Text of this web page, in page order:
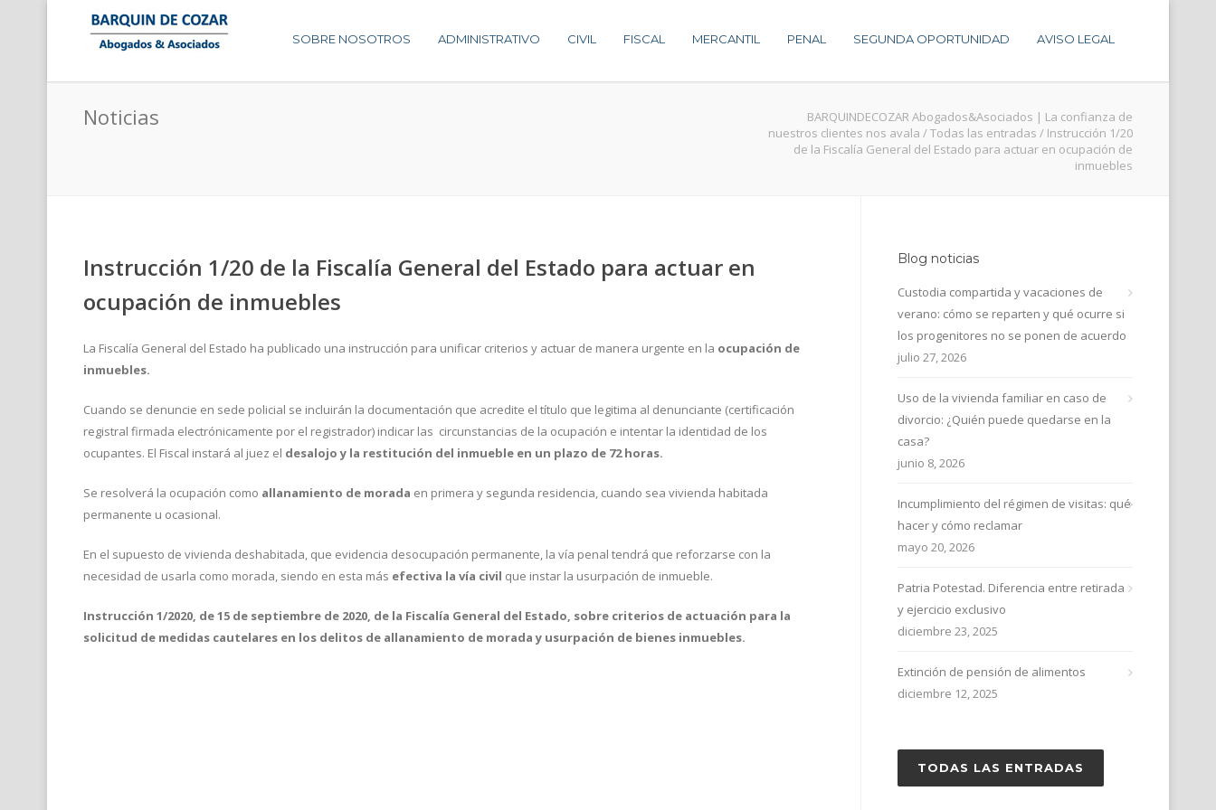
SOBRE NOSOTROS ADMINISTRATIVO CIVIL FISCAL MERCANTIL PENAL SEGUNDA OPORTUNIDAD AVISO LEGAL
Noticias
BARQUINDECOZAR Abogados&Asociados | La confianza de
nuestros clientes nos avala /Todas las entradas / Instrucción 1/20
de la Fiscalía General del Estado para actuar en ocupación de
inmuebles
Instrucción 1/20 de la Fiscalía General del Estado para actuar en
ocupación de inmuebles
La Fiscalía General del Estado ha publicado una instrucción para unificar criterios y actuar de manera urgente en la ocupación de
inmuebles.
Cuando se denuncie en sede policial se incluirán la documentación que acredite el título que legitima al denunciante (certificación
registral firmada electrónicamente por el registrador) indicar las circunstancias de la ocupación e intentar la identidad de los
ocupantes. El Fiscal instará al juez el desalojo y la restitución del inmueble en un plazo de 72 horas.
Se resolverá la ocupación como allanamiento de morada en primera y segunda residencia, cuando sea vivienda habitada
permanente u ocasional.
En el supuesto de vivienda deshabitada, que evidencia desocupación permanente, la vía penal tendrá que reforzarse con la
necesidad de usarla como morada, siendo en esta más efectiva la vía civil que instar la usurpación de inmueble.
Instrucción 1/2020, de 15 de septiembre de 2020, de la Fiscalía General del Estado, sobre criterios de actuación para la
solicitud de medidas cautelares en los delitos de allanamiento de morada y usurpación de bienes inmuebles.
Blog noticias
Custodia compartida y vacaciones de
verano: cómo se reparten y qué ocurre si
los progenitores no se ponen de acuerdo
julio 27, 2026
Uso de la vivienda familiar en caso de
divorcio: ¿Quién puede quedarse en la
casa?
junio 8, 2026
Incumplimiento del régimen de visitas: qué
hacer y cómo reclamar
mayo 20, 2026
Patria Potestad. Diferencia entre retirada
y ejercicio exclusivo
diciembre 23, 2025
Extinción de pensión de alimentos
diciembre 12, 2025
TODAS LAS ENTRADAS